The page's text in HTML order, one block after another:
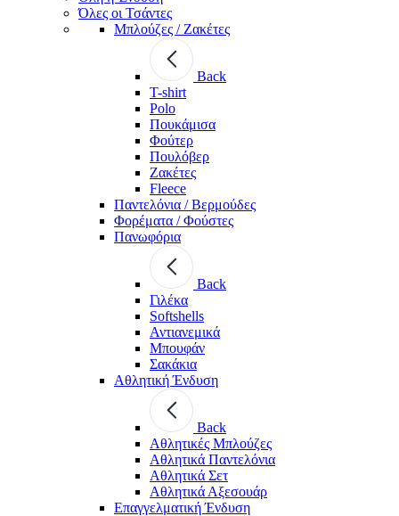
Όλες οι Τσάντες
Μπλούζες / Ζακέτες
Back
T-shirt
Polo
Πουκάμισα
Φούτερ
Πουλόβερ
Ζακέτες
Fleece
Παντελόνια / Βερμούδες
Φορέματα / Φούστες
Πανωφόρια
Back
Γιλέκα
Softshells
Αντιανεμικά
Μπουφάν
Σακάκια
Αθλητική Ένδυση
Back
Aθλητικές Μπλούζες
Αθλητικά Παντελόνια
Αθλητικά Σετ
Αθλητικά Αξεσουάρ
Επαγγελματική Ένδυση